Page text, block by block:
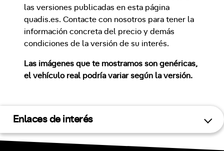
las versiones publicadas en esta página
quadis.es. Contacte con nosotros para tener la
información concreta del precio y demás
condiciones de la versión de su interés.
Las imágenes que te mostramos son genéricas,
el vehículo real podría variar según la versión.
Enlaces de interés